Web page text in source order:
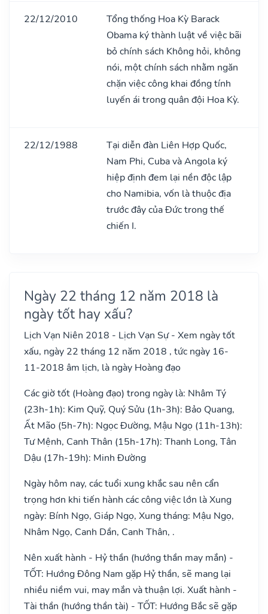
22/12/2010
Tổng thống Hoa Kỳ Barack
Obama ký thành luật về việc bãi
bỏ chính sách Không hỏi, không
nói, một chính sách nhằm ngăn
chặn việc công khai đồng tính
luyến ái trong quân đội Hoa Kỳ.
22/12/1988
Tại diễn đàn Liên Hợp Quốc,
Nam Phi, Cuba và Angola ký
hiệp định đem lại nền độc lập
cho Namibia, vốn là thuộc địa
trước đây của Đức trong thế
chiến I.
Ngày 22 tháng 12 năm 2018 là
ngày tốt hay xấu?
Lịch Vạn Niên 2018 - Lịch Vạn Sự - Xem ngày tốt
xấu, ngày 22 tháng 12 năm 2018 , tức ngày 16-
11-2018 âm lịch, là ngày Hoàng đạo
Các giờ tốt (Hoàng đạo) trong ngày là: Nhâm Tý
(23h-1h): Kim Quỹ, Quý Sửu (1h-3h): Bảo Quang,
Ất Mão (5h-7h): Ngọc Đường, Mậu Ngọ (11h-13h):
Tư Mệnh, Canh Thân (15h-17h): Thanh Long, Tân
Dậu (17h-19h): Minh Đường
Ngày hôm nay, các tuổi xung khắc sau nên cẩn
trọng hơn khi tiến hành các công việc lớn là Xung
ngày: Bính Ngọ, Giáp Ngọ, Xung tháng: Mậu Ngọ,
Nhâm Ngọ, Canh Dần, Canh Thân, .
Nên xuất hành - Hỷ thần (hướng thần may mắn) -
TỐT: Hướng Đông Nam gặp Hỷ thần, sẽ mang lại
nhiều niềm vui, may mắn và thuận lợi. Xuất hành -
Tài thần (hướng thần tài) - TỐT: Hướng Bắc sẽ gặp